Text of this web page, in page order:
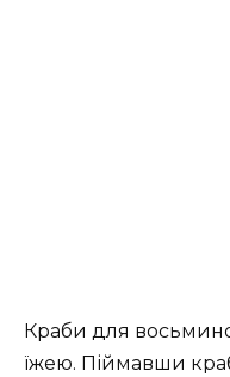
Краби для
їжею. Піймавши